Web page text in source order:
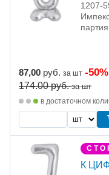
1207-
87,00 руб. за шт -50%
174.00руб. за шт
в достаточном
С Т О
К